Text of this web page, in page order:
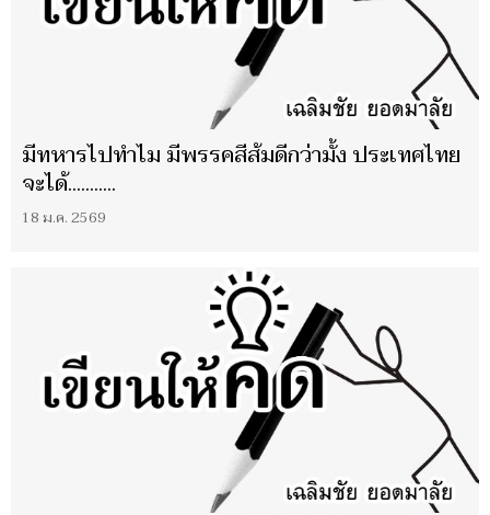
มีทหารไปทำไม มีพรรคสีส้มดีกว่ามั้ง ประเทศไทย
จะได้...........
18 ม.ค. 2569